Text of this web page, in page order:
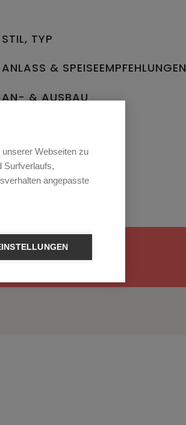
STIL, TYP
ANLASS & SPEISEEMPFEHLUNGEN
AN- & AUSBAU
RECHTLICHES
Webseiten zu
Surfverlaufs,
angepasste